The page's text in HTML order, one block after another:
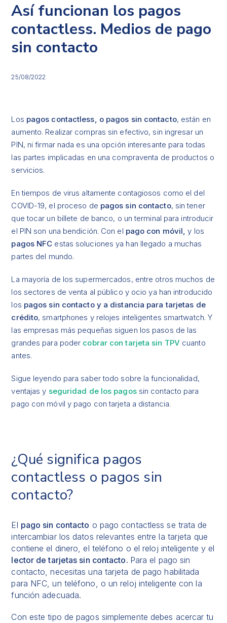
Así funcionan los pagos
contactless. Medios de pago
sin contacto
25/08/2022
Los pagos contactless, o pagos sin contacto, están en
aumento. Realizar compras sin efectivo, sin ingresar un
PIN, ni firmar nada es una opción interesante para todas
las partes implicadas en una compraventa de productos o
servicios.
En tiempos de virus altamente contagiosos como el del
COVID-19, el proceso de pagos sin contacto, sin tener
que tocar un billete de banco, o un terminal para introducir
el PIN son una bendición. Con el pago con móvil, y los
pagos NFC estas soluciones ya han llegado a muchas
partes del mundo.
La mayoría de los supermercados, entre otros muchos de
los sectores de venta al público y ocio ya han introducido
los pagos sin contacto y a distancia para tarjetas de
crédito, smartphones y relojes inteligentes smartwatch. Y
las empresas más pequeñas siguen los pasos de las
grandes para poder cobrar con tarjeta sin TPVcuanto
antes.
Sigue leyendo para saber todo sobre la funcionalidad,
ventajas y seguridad de los pagossin contacto para
pago con móvil y pago con tarjeta a distancia.
¿Qué significa pagos
contactless o pagos sin
contacto?
El pago sin contacto o pago contactless se trata de
intercambiar los datos relevantes entre la tarjeta que
contiene el dinero, el teléfono o el reloj inteligente y el
lector de tarjetas sin contacto. Para el pago sin
contacto, necesitas una tarjeta de pago habilitada
para NFC, un teléfono, o un reloj inteligente con la
función adecuada.
Con este tipo de pagos simplemente debes acercar tu